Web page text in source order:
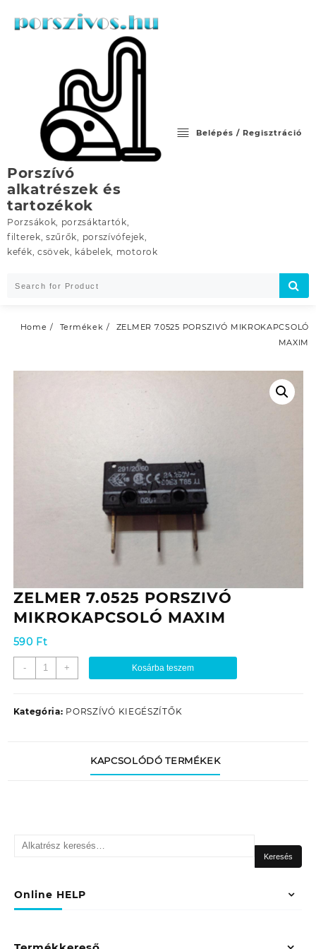
Porszívó
alkatrészek és
tartozékok
Porzsákok, porzsáktartók,
filterek, szűrők, porszívófejek,
kefék, csövek, kábelek, motorok
Belépés / Regisztráció
Home Termékek
ZELMER 7.0525 PORSZIVÓ MIKROKAPCSOLÓ
MAXIM
ZELMER 7.0525 PORSZIVÓ
MIKROKAPCSOLÓ MAXIM
590 Ft
-
ZELMER
7.0525
MIKROKAPCSOLÓ
+ Kosárba teszem
Kategória: PORSZÍVÓ KIEGÉSZÍTŐK
KAPCSOLÓDÓ TERMÉKEK
Keresés
Keresés
Online HELP